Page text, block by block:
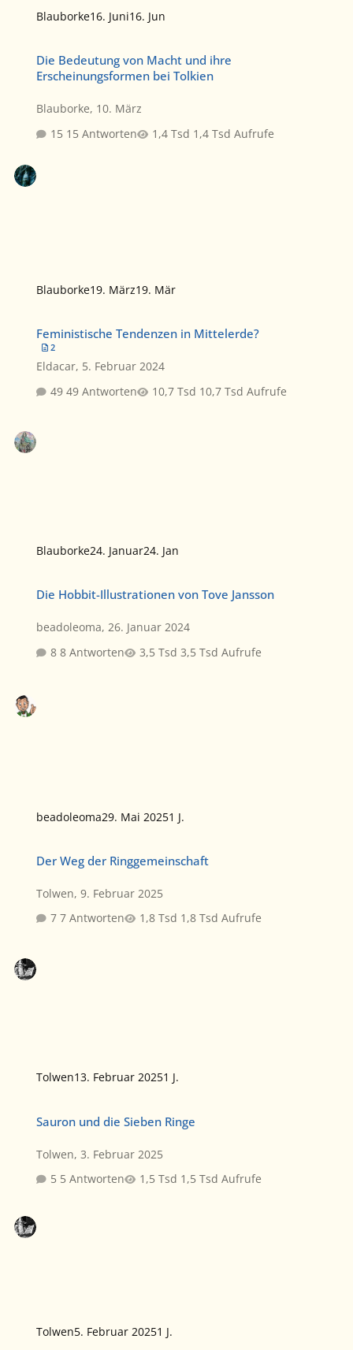
Blauborke16. Juni16. Jun
Die Bedeutung von Macht und ihre
Erscheinungsformen bei Tolkien
Blauborke, 10. März
15 Antworten
1,4 Tsd Aufrufe
Blauborke19. März19. Mär
Feministische Tendenzen in Mittelerde?
2
Eldacar, 5. Februar 2024
49 Antworten
10,7 Tsd Aufrufe
Blauborke24. Januar24. Jan
Die Hobbit-Illustrationen von Tove Jansson
beadoleoma,26. Januar 2024
8 Antworten
3,5 Tsd Aufrufe
beadoleoma29. Mai 20251 J.
Der Weg der Ringgemeinschaft
Tolwen,9. Februar 2025
7 Antworten
1,8 Tsd Aufrufe
Tolwen13. Februar 20251 J.
Sauron und die Sieben Ringe
Tolwen,3. Februar 2025
5 Antworten
1,5 Tsd Aufrufe
Tolwen5. Februar 20251 J.